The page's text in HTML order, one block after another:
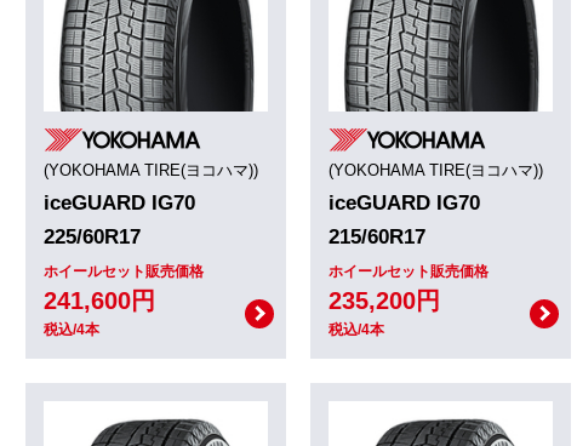
(YOKOHAMA TIRE(ヨコハマ))
iceGUARD IG70
225/60R17
ホイールセット販売価格
241,600円
税込/4本
(YOKOHAMA TIRE(ヨコハマ))
iceGUARD IG70
215/60R17
ホイールセット販売価格
235,200円
税込/4本